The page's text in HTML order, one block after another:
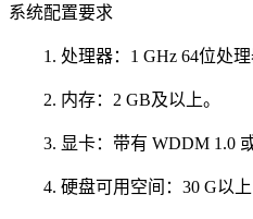
系统配置要求
1. 处理器：1 GHz 64位处理
2. 内存：2 GB及以上。
3. 显卡：带有 WDDM 1.0 或
4. 硬盘可用空间：30 G以上